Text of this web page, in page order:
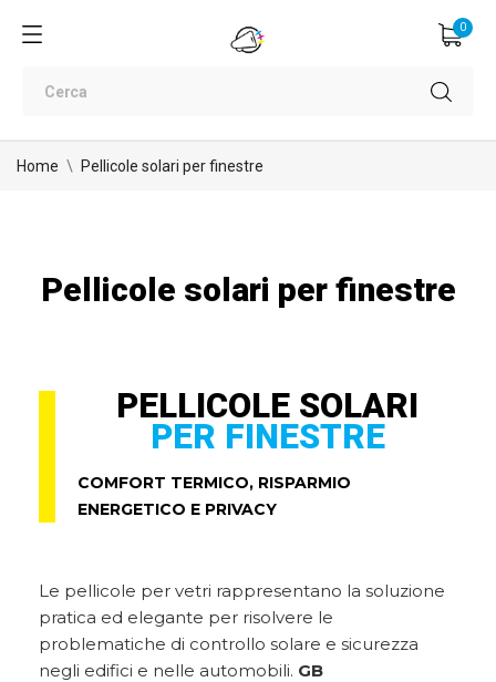
0
Home Pellicole solari per finestre
Pellicole solari per finestre
PELLICOLE SOLARI
PER FINESTRE
COMFORT TERMICO, RISPARMIO
ENERGETICO E PRIVACY
Le pellicole per vetri rappresentano la soluzione
pratica ed elegante per risolvere le
problematiche di controllo solare e sicurezza
negli edifici e nelle automobili. GB